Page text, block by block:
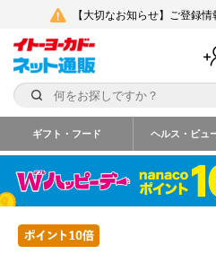
【大切なお知らせ】ご登録
ギフト・フード ヘルス・ビュ